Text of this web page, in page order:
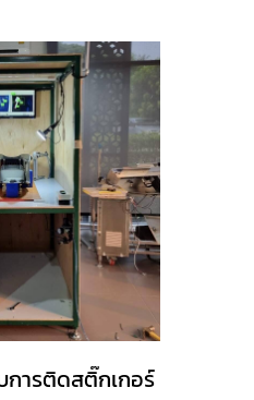
การติดสติ๊กเกอร์